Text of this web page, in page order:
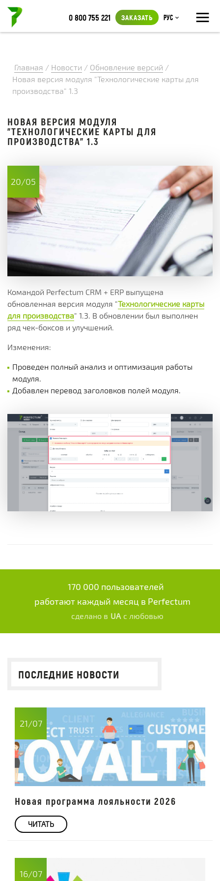
≡
0 800 755 221 ЗАКАЗАТЬ Рус
Главная / Новости / Обновление версий /
Новая версия модуля "Технологические карты для
производства" 1.3
НОВАЯ ВЕРСИЯ МОДУЛЯ
"ТЕХНОЛОГИЧЕСКИЕ КАРТЫ ДЛЯ
ПРОИЗВОДСТВА" 1.3
20/05
Командой Perfectum CRM + ERP выпущена
обновленная версия модуля "Технологические карты
для производства" 1.3. В обновлении был выполнен
ряд чек-боксов и улучшений.
Изменения:
Проведен полный анализ и оптимизация работы
модуля.
Добавлен перевод заголовков полей модуля.
170 000 пользователей
работают каждый месяц в Perfectum
сделано в UA с любовью
ПОСЛЕДНИЕ НОВОСТИ
21/07
Новая программа лояльности 2026
ЧИТАТЬ
16/07